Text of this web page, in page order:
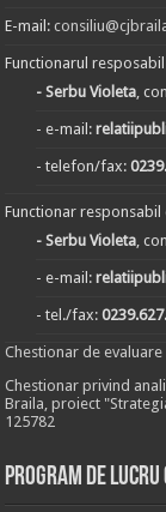
E-mail:
Functionarul
- Serbu Violeta,
- e-mail:
- telefon/fax:
Functionar
- Serbu Violeta,
- e-mail:
- tel./fax:
Chestionar de
Chestionar privind
Braila, proiect
125782
Program de